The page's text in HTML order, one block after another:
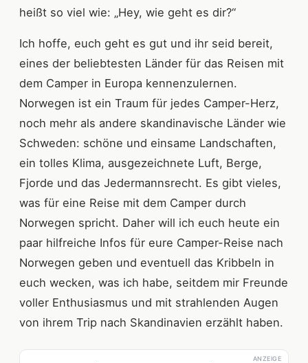
heißt so viel wie: „Hey, wie geht es dir?“
Ich hoffe, euch geht es gut und ihr seid bereit,
eines der beliebtesten Länder für das Reisen mit
dem Camper in Europa kennenzulernen.
Norwegen ist ein Traum für jedes Camper-Herz,
noch mehr als andere skandinavische Länder wie
Schweden: schöne und einsame Landschaften,
ein tolles Klima, ausgezeichnete Luft, Berge,
Fjorde und das Jedermannsrecht. Es gibt vieles,
was für eine Reise mit dem Camper durch
Norwegen spricht. Daher will ich euch heute ein
paar hilfreiche Infos für eure Camper-Reise nach
Norwegen geben und eventuell das Kribbeln in
euch wecken, was ich habe, seitdem mir Freunde
voller Enthusiasmus und mit strahlenden Augen
von ihrem Trip nach Skandinavien erzählt haben.
ANZEIGE